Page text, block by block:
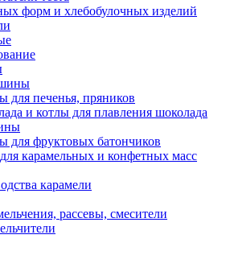
форм и хлебобулочных изделий
печенья, пряников
и котлы для плавления шоколада
фруктовых батончиков
карамельных и конфетных масс
карамели
рассевы, смесители